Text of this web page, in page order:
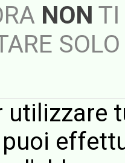
NON TI
utilizzare